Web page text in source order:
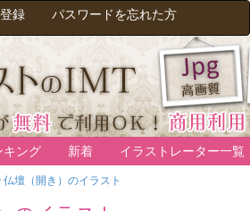
録 パスワードを忘れた方
キング 新着 イラストレーター一覧
仏壇（開き）のイラスト